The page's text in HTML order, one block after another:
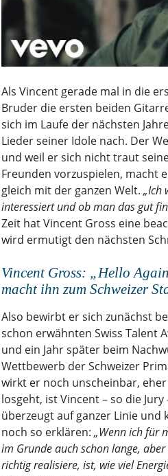
Als Vincent gerade mal in die
Bruder die ersten beiden
sich im Laufe der nächsten
Lieder seiner Idole nach. Der
und weil er sich nicht traut
Freunden vorzuspielen, macht
gleich mit der ganzen Welt.„Ich
interessiert und ob man das gut
Zeit hat Vincent Gross eine
wird ermutigt den nächsten
Vincent Gross: „Hello
macht ihn zum Schweizer
Also bewirbt er sich zunächst
schon erwähnten Swiss Talent
und ein Jahr später beim
Wettbewerb der Schweizer
wirkt er noch unscheinbar,
losgeht, ist Vincent – so die Jury
überzeugt auf ganzer Linie und
noch so erklären:„Wenn ich für
im Grunde auch schon lange,
richtig realisiere, ist, wie viel